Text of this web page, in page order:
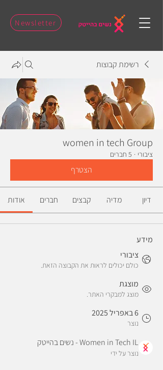
Newsletter
רשימת קבוצות
women in tech Group
ציבורי · 5 חברים
הצטרף
דיון מדיה קבצים חברים אודות
מידע
ציבורי
כולם יכולים לראות את הקבוצה הזאת.
מוצגת
מוצג למבקרי האתר.
6 באפריל 2025
נוצר
Women in Tech IL - נשים בהייטק
נוצר על ידי